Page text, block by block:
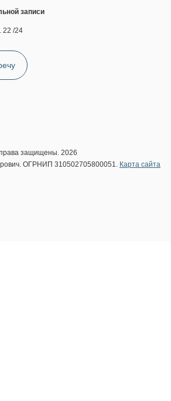
записи
22 /24
защищены. 2026
ОГРНИП 310502705800051. Карта сайта